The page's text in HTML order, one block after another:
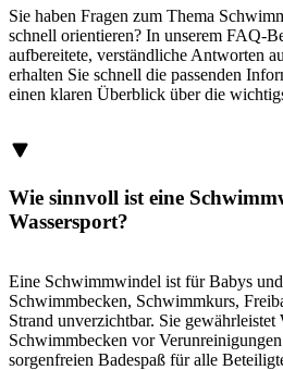
Sie haben Fragen zum Thema
schnell orientieren? In unserem FAQ-
aufbereitete, verständliche Antworten
erhalten Sie schnell die passenden
einen klaren Überblick über die
Wie sinnvoll ist eine
Wassersport?
Eine Schwimmwindel ist für Babys
Schwimmbecken, Schwimmkurs,
Strand unverzichtbar. Sie gewährleistet
Schwimmbecken vor
sorgenfreien Badespaß für alle